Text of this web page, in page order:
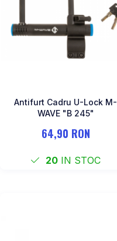
Antifurt Cadru U-Lock M-
WAVE "B 245"
64,90 RON
20 IN STOC